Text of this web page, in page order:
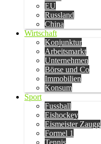
EU
Russland
China
Wirtschaft
Konjunktur
Arbeitsmarkt
Unternehmen
Börse und Co
Immobilien
Konsum
Sport
Fussball
Eishockey
Eismeister Zaugg
Formel 1
Tennis